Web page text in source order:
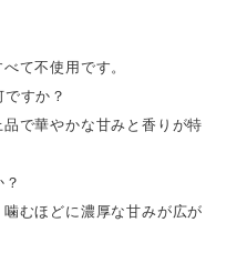
て不使用です。
すか？
で華やかな甘みと香りが特
むほどに濃厚な甘みが広が